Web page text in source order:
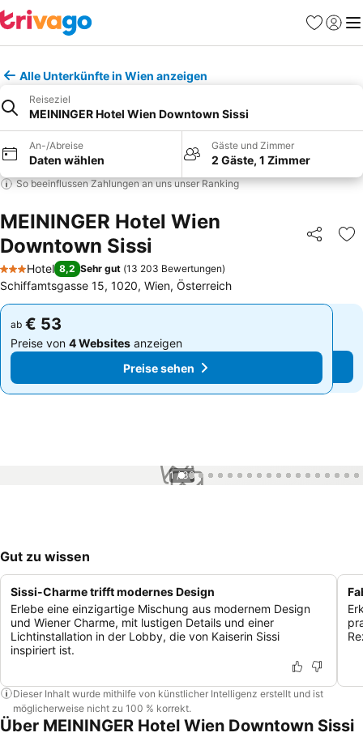
Favoriten
Alle Unterkünfte in Wien anzeigen
Reiseziel
MEININGER Hotel Wien Downtown Sissi
An-/Abreise
Daten wählen
Gäste und Zimmer
2 Gäste, 1 Zimmer
So beeinflussen Zahlungen an uns unser Ranking
MEININGER Hotel Wien
Downtown Sissi
Teilen
3 Sterne
Hotel 8,2 Sehr gut (13 203 Bewertungen)
Schiffamtsgasse 15, 1020, Wien, Österreich
ab € 53
Preise von 4 Websitesanzeigen
Preise sehen
ab € 53
Preise von 4 Websites anzeigen
Preise sehen
1 / 39
Gut zu wissen
Sissi-Charme trifft modernes Design
Erlebe eine einzigartige Mischung aus modernem Design
und Wiener Charme, mit lustigen Details und einer
Lichtinstallation in der Lobby, die von Kaiserin Sissi
inspiriert ist.
Dieser Inhalt wurde mithilfe von künstlicher Intelligenz erstellt und ist
möglicherweise nicht zu 100 % korrekt.
Über MEININGER Hotel Wien Downtown Sissi